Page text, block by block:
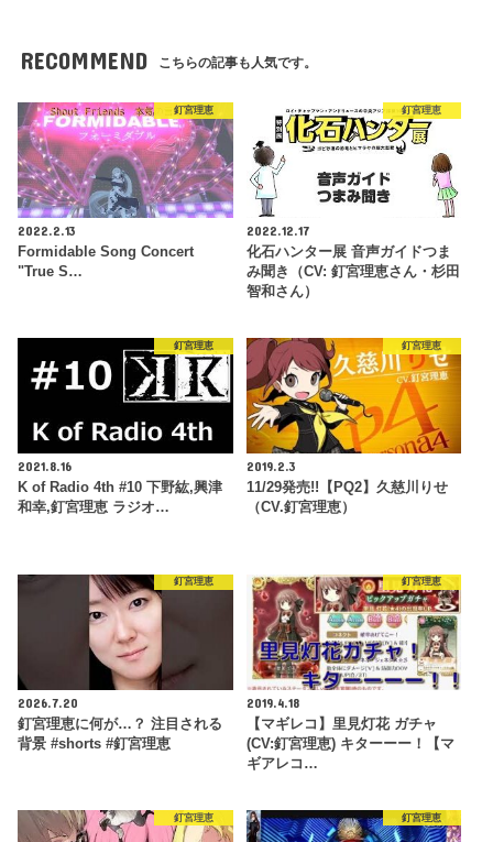
RECOMMEND こちらの記事も人気です。
釘宮理恵
2022.2.13
Formidable Song Concert
"True S…
釘宮理恵
2022.12.17
化石ハンター展 音声ガイドつま
み聞き（CV: 釘宮理恵さん・杉田
智和さん）
釘宮理恵
2021.8.16
K of Radio 4th #10 下野紘,興津
和幸,釘宮理恵 ラジオ…
釘宮理恵
2019.2.3
11/29発売!!【PQ2】久慈川りせ
（CV.釘宮理恵）
釘宮理恵
2026.7.20
釘宮理恵に何が…？ 注目される
背景 #shorts #釘宮理恵
釘宮理恵
2019.4.18
【マギレコ】里見灯花 ガチャ
(CV:釘宮理恵) キターーー！【マ
ギアレコ…
釘宮理恵 釘宮理恵